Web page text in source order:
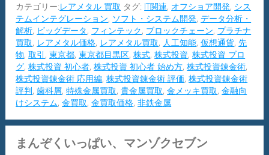
カテゴリー:レアメタル 買取 タグ: IT関連, オフショア開発, シス
テムインテグレーション, ソフト・システム開発,データ分析・
解析, ビッグデータ, フィンテック, ブロックチェーン, プラチナ
買取, レアメタル価格, レアメタル買取, 人工知能,仮想通貨,先
物,取引 ,東京都,東京都目黒区,株式,株式投資,株式投資 ブロ
グ,株式投資 初心者,株式投資 初心者 始め方,株式投資錬金術,
株式投資錬金術 応用編,株式投資錬金術 評価,株式投資錬金術
評判,歯科屑,特殊金属買取,貴金属買取,金メッキ買取,金融向
けシステム,金買取,金買取価格,非鉄金属
まんぞくいっぱい、マンゾクセブン